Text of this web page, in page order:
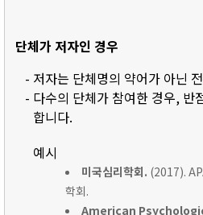
단체가 저자인 경우
- 저자는 단체명의 약어가 아닌
- 다수의 단체가 참여한 경우, 반
합니다.
예시
미국심리학회. (2017).
학회.
American